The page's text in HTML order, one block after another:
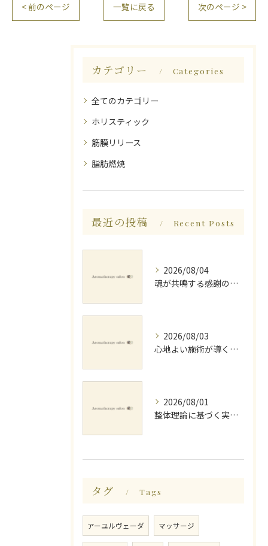
< 前のページ 一覧に戻る 次のページ >
カテゴリー Categories
全てのカテゴリー
ホリスティック
筋膜リリース
脂肪燃焼
最近の投稿 Recent Posts
2026/08/04
魂が共鳴する感謝の心と天地創造
2026/08/03
心地よい施術が導く深いリラックス睡眠効果
2026/08/01
整体理論に基づく実践ストレッチング技術
タグ Tags
アーユルヴェーダ マッサージ